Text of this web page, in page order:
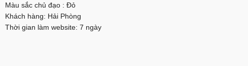
Màu sắc chủ đạo : Đỏ
Khách hàng: Hải Phòng
Thời gian làm website: 7 ngày